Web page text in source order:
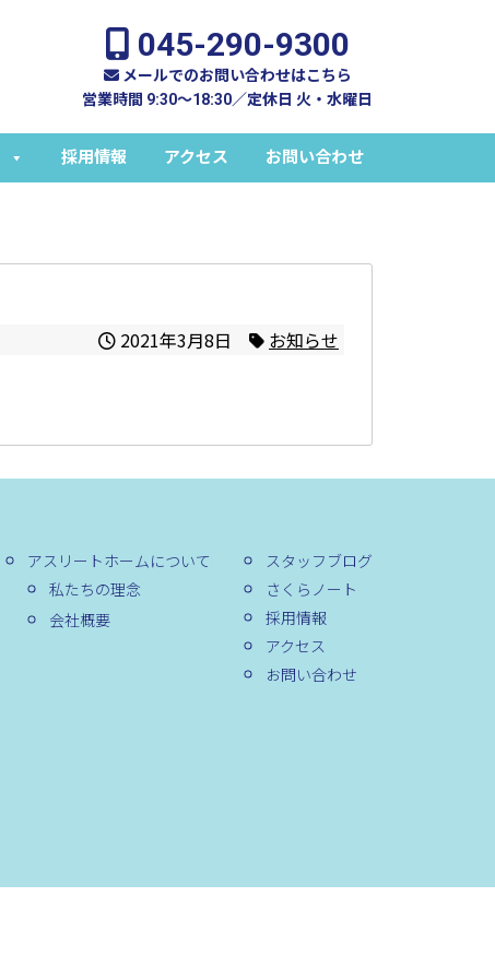
045-290-9300
メールでのお問い合わせはこちら
営業時間 9:30～18:30／定休日 火・水曜日
採用情報 アクセス お問い合わせ
2021年3月8日 お知らせ
アスリートホームについて
私たちの理念
会社概要
スタッフブログ
さくらノート
採用情報
アクセス
お問い合わせ